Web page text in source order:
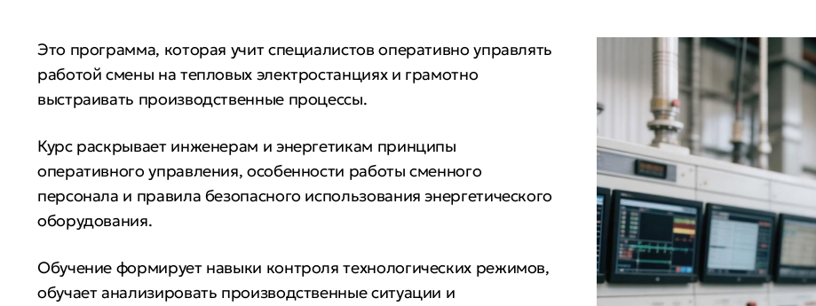
Это программа, которая учит специалистов оперативно управлять
работой смены на тепловых электростанциях и грамотно
выстраивать производственные процессы.
Курс раскрывает инженерам и энергетикам принципы
оперативного управления, особенности работы сменного
персонала и правила безопасного использования энергетического
оборудования.
Обучение формирует навыки контроля технологических режимов,
обучает анализировать производственные ситуации и